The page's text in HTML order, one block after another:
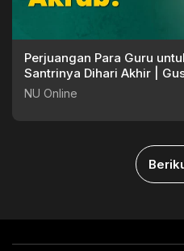
Perjuangan Para Guru
Santrinya Dihari Akhir |
NU Online